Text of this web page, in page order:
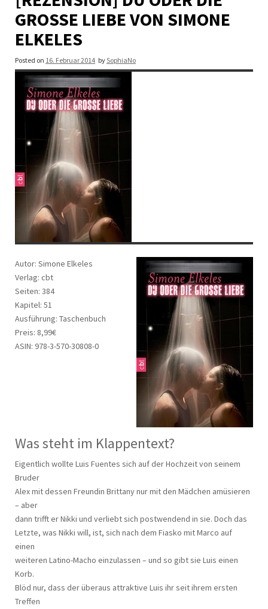
GROSSE LIEBE VON SIMONE E
LKELES
Posted on 16. Februar 2014 bySophiaNo
Autor: Simone Elkeles
Verlag: cbt
Seiten: 384
Kapitel: 51
Ausführung: Taschenbuch
Preis: 8,99€
ASIN: 978-3-570-30808-0
Was steht im Klappentext?
Eigentlich wollte Luis Fuentes sich auf der Hochzeit von seinem
Bruder
Alex mit dessen Freundin Brittany nur mit den Mädchen amüsieren
– aber
dann trifft er Nikki und verliebt sich postwendend in sie. Doch das
Letzte, was Nikki will, ist, sich nach dem Fiasko mit Marco auf
einen
weiteren Latino-Macho einzulassen – und so gibt sie Luis einen
Korb.
Blöd nur, dass der überaus attraktive Luis ihr seit ihrem ersten
Treffen